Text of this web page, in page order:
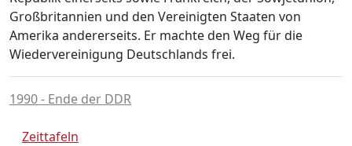
Großbritannien und den Vereinigten Staaten von
Amerika andererseits. Er machte den Weg für die
Wiedervereinigung Deutschlands frei.
1990 - Ende der DDR
Zeittafeln